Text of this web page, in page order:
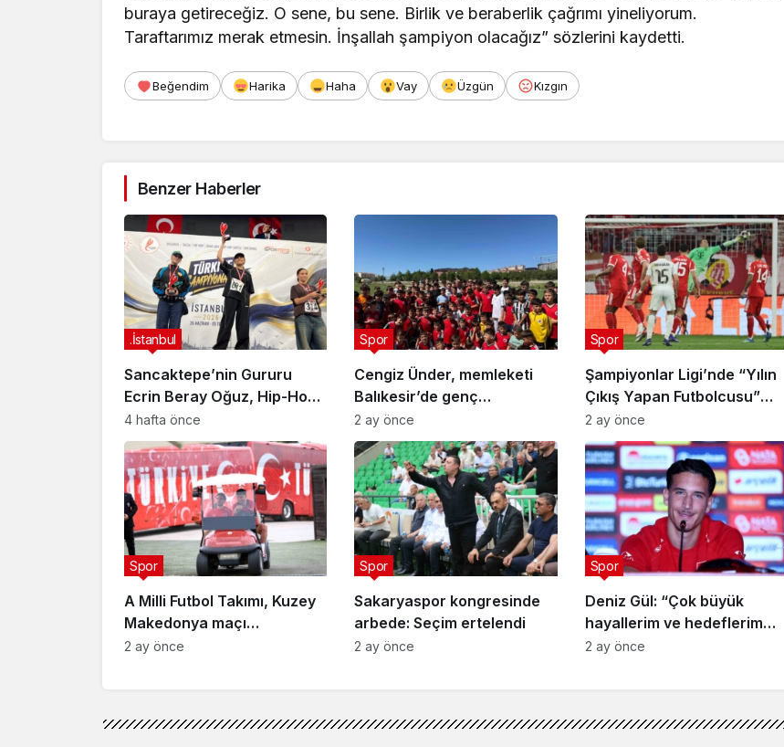
buraya getireceğiz. O sene, bu sene. Birlik ve beraberlik çağrımı yineliyorum.
Taraftarımız merak etmesin. İnşallah şampiyon olacağız” sözlerini kaydetti.
Beğendim Harika Haha Vay Üzgün Kızgın
Benzer Haberler
Sancaktepe’nin Gururu
Ecrin Beray Oğuz, Hip-Hop
Türkiye Şampiyonu Olarak
Zirveye Çıktı
.İstanbul
4 hafta önce
Cengiz Ünder, memleketi
Balıkesir’de genç
sporcularla buluştu
Spor
2 ay önce
Şampiyonlar Ligi’nde “Yılın
Çıkış Yapan Futbolcusu”
Arda Güler
Spor
2 ay önce
A Milli Futbol Takımı, Kuzey
Makedonya maçı
hazırlıklarını tamamladı
Spor
2 ay önce
Sakaryaspor kongresinde
arbede: Seçim ertelendi
Spor
2 ay önce
Deniz Gül: “Çok büyük
hayallerim ve hedeflerim
var”
Spor
2 ay önce